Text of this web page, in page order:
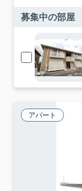
募集中の部屋
アパート